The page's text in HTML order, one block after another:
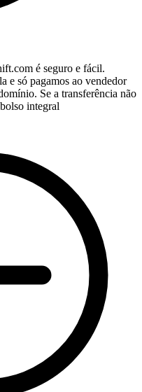
é seguro e fácil.
e só pagamos ao vendedor
Se a transferência não
integral